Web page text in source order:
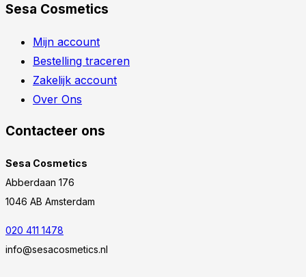
Sesa Cosmetics
Mijn account
Bestelling traceren
Zakelijk account
Over Ons
Contacteer ons
Sesa Cosmetics
Abberdaan 176
1046 AB Amsterdam
020 411 1478
info@sesacosmetics.nl